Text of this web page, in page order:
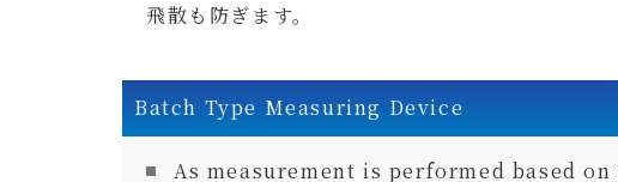
飛散も防ぎます。
Batch Type Measuring Device
As measurement is performed based